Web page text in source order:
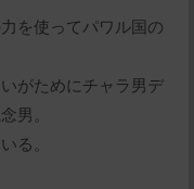
を使ってパワル国の
がためにチャラ男デ
男。
る。